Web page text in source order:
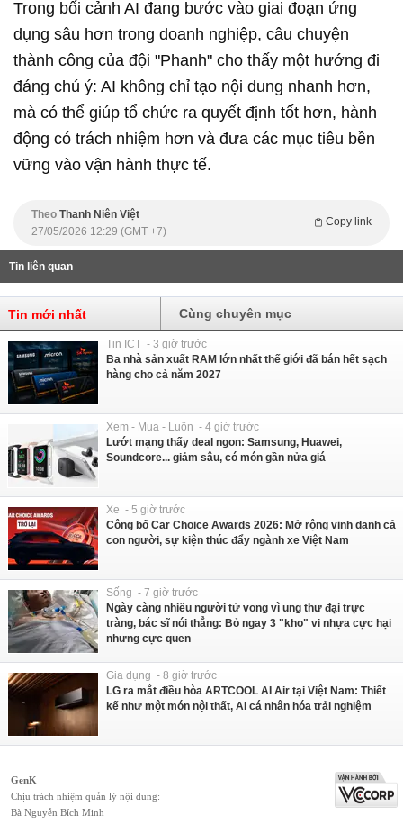
Trong bối cảnh AI đang bước vào giai đoạn ứng
dụng sâu hơn trong doanh nghiệp, câu chuyện
thành công của đội "Phanh" cho thấy một hướng đi
đáng chú ý: AI không chỉ tạo nội dung nhanh hơn,
mà có thể giúp tổ chức ra quyết định tốt hơn, hành
động có trách nhiệm hơn và đưa các mục tiêu bền
vững vào vận hành thực tế.
Theo Thanh Niên Việt
Copy link
27/05/2026 12:29 (GMT +7)
Tin liên quan
Tin mới nhất Cùng chuyên mục
Tin ICT - 3 giờ trước
Ba nhà sản xuất RAM lớn nhất thế giới đã bán hết sạch
hàng cho cả năm 2027
Xem - Mua - Luôn - 4 giờ trước
Lướt mạng thấy deal ngon: Samsung, Huawei,
Soundcore... giảm sâu, có món gần nửa giá
Xe - 5 giờ trước
Công bố Car Choice Awards 2026: Mở rộng vinh danh cả
con người, sự kiện thúc đẩy ngành xe Việt Nam
Sống - 7 giờ trước
Ngày càng nhiều người tử vong vì ung thư đại trực
tràng, bác sĩ nói thẳng: Bỏ ngay 3 "kho" vi nhựa cực hại
nhưng cực quen
Gia dụng - 8 giờ trước
LG ra mắt điều hòa ARTCOOL AI Air tại Việt Nam: Thiết
kế như một món nội thất, AI cá nhân hóa trải nghiệm
GenK
Chịu trách nhiệm quản lý nội dung:
Bà Nguyễn Bích Minh